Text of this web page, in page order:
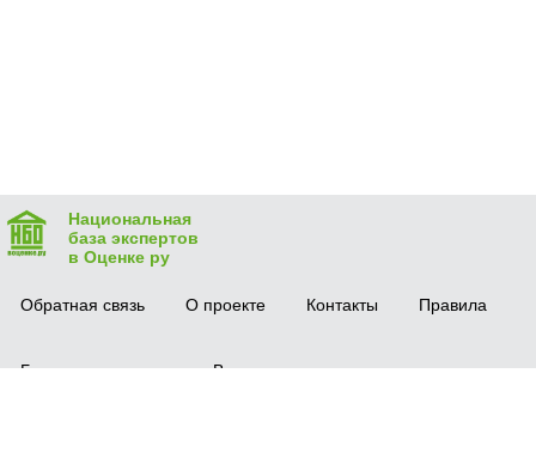
Национальная
база экспертов
в Оценке ру
Обратная связь О проекте Контакты Правила
Безопасная сделка Вопрос-ответ